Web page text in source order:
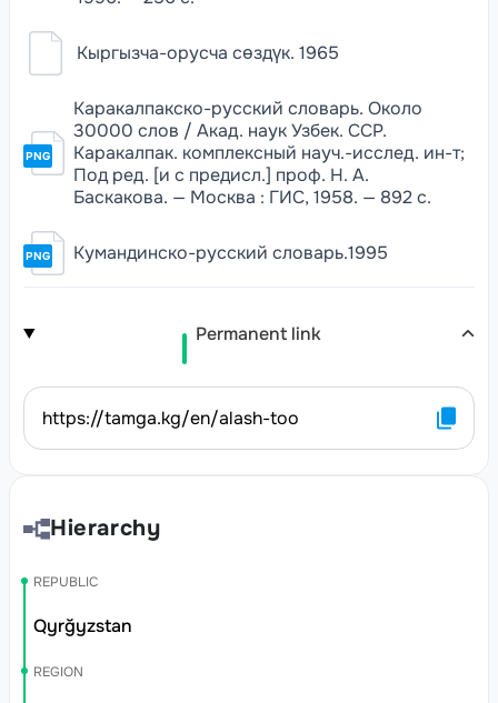
Кыргызча-орусча сөздүк. 1965
PNG
Каракалпакско-русский словарь. Около
30000 слов / Акад. наук Узбек. ССР.
Каракалпак. комплексный науч.-исслед. ин-т;
Под ред. [и с предисл.] проф. Н. А.
Баскакова. — Москва : ГИС, 1958. — 892 с.
PNG Кумандинско-русский словарь.1995
Permanent link
https://tamga.kg/en/alash-too
Hierarchy
REPUBLIC
Qyrğyzstan
REGION